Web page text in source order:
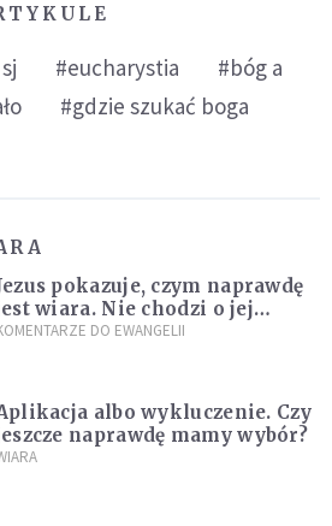
#eucharystia
#bóg a
#gdzie szukać boga
pokazuje, czym naprawdę
wiara. Nie chodzi o jej
DO EWANGELII
albo wykluczenie. Czy
naprawdę mamy wybór?